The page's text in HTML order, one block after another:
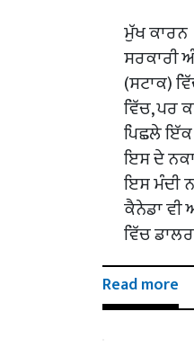
ਮੁੱਖ ਕਾਰਨ
ਸਰਕਾਰੀ
(ਸਟਾਕ)
ਵਿੱਚ, ਪਰ
ਪਿਛਲੇ ਇੱਕ
ਇਸ ਦੇ
ਇਸ ਮੰਦੀ
ਕੈਨੇਡਾ ਵੀ
ਵਿੱਚ
Read more